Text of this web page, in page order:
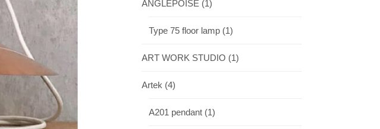
ANGLEPOISE (1)
Type 75 floor lamp (1)
ART WORK STUDIO (1)
Artek (4)
A201 pendant (1)